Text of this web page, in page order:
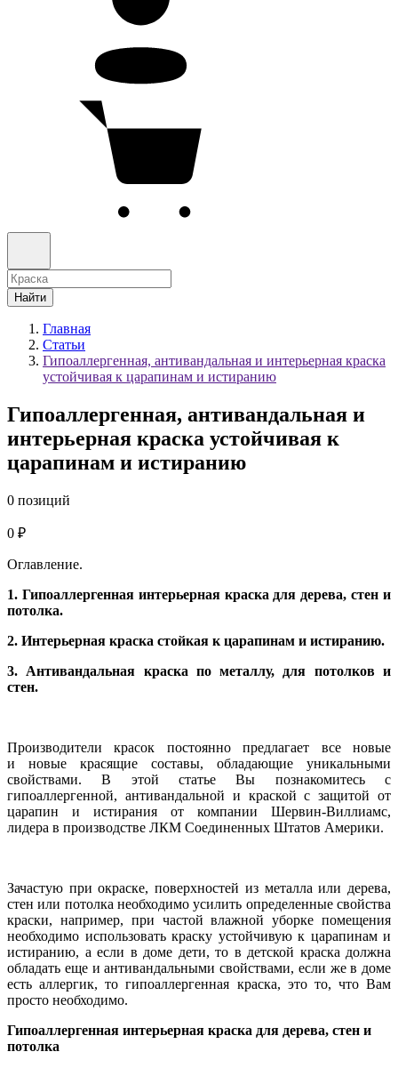
Найти
Главная
Статьи
Гипоаллергенная, антивандальная и интерьерная краска
устойчивая к царапинам и истиранию
Гипоаллергенная, антивандальная и
интерьерная краска устойчивая к
царапинам и истиранию
0 позиций
0 ₽
Оглавление.
1. Гипоаллергенная интерьерная краска для дерева, стен и
потолка.
2. Интерьерная краска стойкая к царапинам и истиранию.
3. Антивандальная краска по металлу, для потолков и
стен.
Производители красок постоянно предлагает все новые
и новые красящие составы, обладающие уникальными
свойствами. В этой статье Вы познакомитесь с
гипоаллергенной, антивандальной и краской с защитой от
царапин и истирания от компании Шервин-Виллиамс,
лидера в производстве ЛКМ Соединенных Штатов Америки.
Зачастую при окраске, поверхностей из металла или дерева,
стен или потолка необходимо усилить определенные свойства
краски, например, при частой влажной уборке помещения
необходимо использовать краску устойчивую к царапинам и
истиранию, а если в доме дети, то в детской краска должна
обладать еще и антивандальными свойствами, если же в доме
есть аллергик, то гипоаллергенная краска, это то, что Вам
просто необходимо.
Гипоаллергенная интерьерная краска для дерева, стен и
потолка